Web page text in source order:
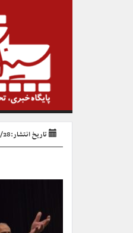
تاریخ انتشار:1403/02/28 - 15:48